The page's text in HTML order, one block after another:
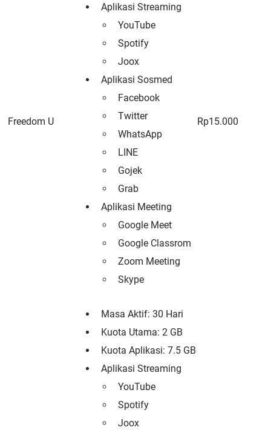
Freedom U
Aplikasi Streaming
YouTube
Spotify
Joox
Aplikasi Sosmed
Facebook
Twitter
WhatsApp
LINE
Gojek
Grab
Aplikasi Meeting
Google Meet
Google Classrom
Zoom Meeting
Skype
Rp15.000
Masa Aktif: 30 Hari
Kuota Utama: 2 GB
Kuota Aplikasi: 7.5 GB
Aplikasi Streaming
YouTube
Spotify
Joox